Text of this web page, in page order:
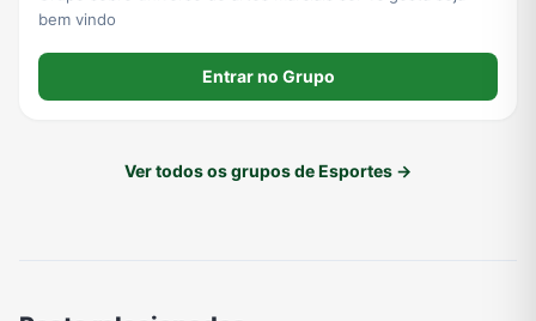
bem vindo
Entrar no Grupo
Ver todos os grupos de Esportes →